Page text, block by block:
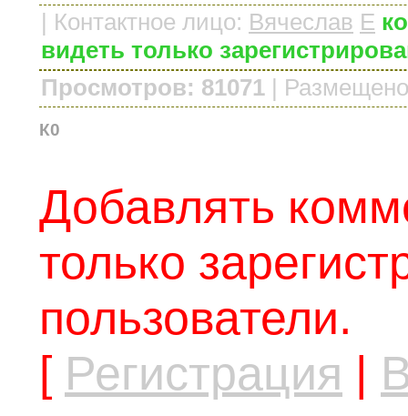
| Контактное лицо: Вячеслав E
видеть только
Просмотров: 81071 |
К0
Добавлять
только
пользователи.
[ Регистрация |